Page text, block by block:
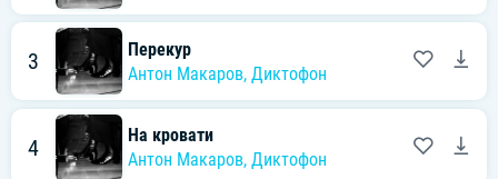
3
Перекур
Антон Макаров, Диктофон
4
На кровати
Антон Макаров, Диктофон